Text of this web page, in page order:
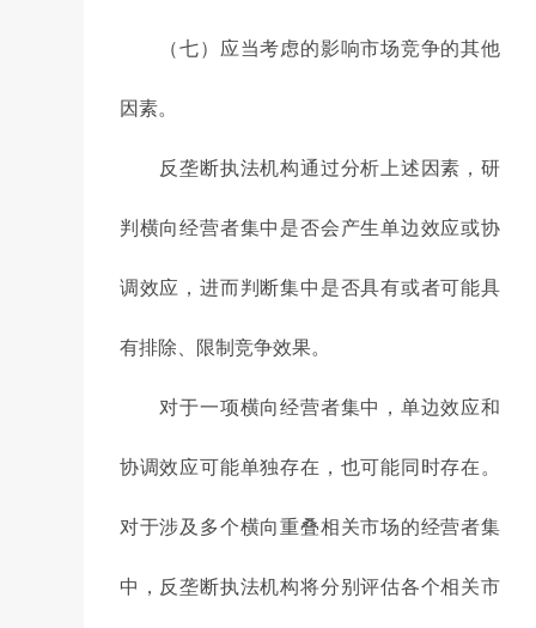
（七）应当考虑的影响市场竞争的其他
因素。
反垄断执法机构通过分析上述因素，研
判横向经营者集中是否会产生单边效应或协
调效应，进而判断集中是否具有或者可能具
有排除、限制竞争效果。
对于一项横向经营者集中，单边效应和
协调效应可能单独存在，也可能同时存在。
对于涉及多个横向重叠相关市场的经营者集
中，反垄断执法机构将分别评估各个相关市